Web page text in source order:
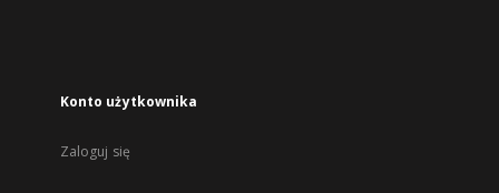
Konto użytkownika
Zaloguj się